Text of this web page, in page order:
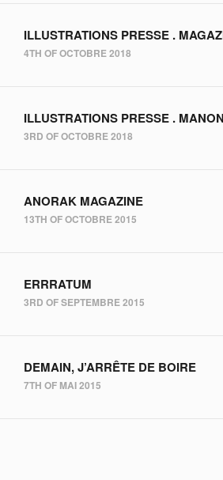
ILLUSTRATIONS PRESSE .
4TH OF OCTOBRE 2018
ILLUSTRATIONS PRESSE .
3RD OF OCTOBRE 2018
ANORAK MAGAZINE
13TH OF OCTOBRE 2015
ERRRATUM
3RD OF SEPTEMBRE 2015
DEMAIN, J’ARRÊTE DE BOIRE
7TH OF MAI 2015